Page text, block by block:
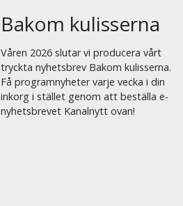
Bakom kulisserna
Våren 2026 slutar vi producera vårt
tryckta nyhetsbrev Bakom kulisserna.
Få programnyheter varje vecka i din
inkorg i stället genom att beställa e-
nyhetsbrevet Kanalnytt ovan!